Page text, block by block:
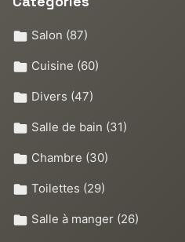
Salon (87)
Cuisine (60)
Divers (47)
Salle de bain (31)
Chambre (30)
Toilettes (29)
Salle à manger (26)